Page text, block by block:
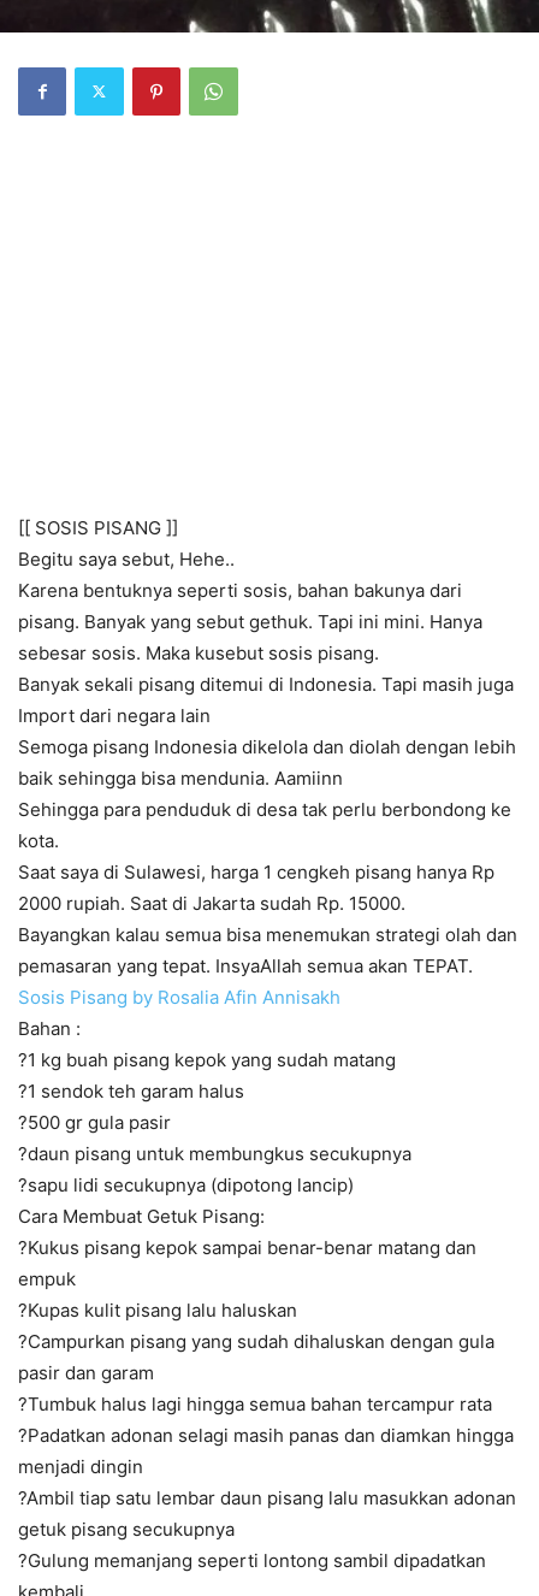
[[ SOSIS PISANG ]]
Begitu saya sebut, Hehe..
Karena bentuknya seperti sosis, bahan bakunya dari
pisang. Banyak yang sebut gethuk. Tapi ini mini. Hanya
sebesar sosis. Maka kusebut sosis pisang.
Banyak sekali pisang ditemui di Indonesia. Tapi masih juga
Import dari negara lain
Semoga pisang Indonesia dikelola dan diolah dengan lebih
baik sehingga bisa mendunia. Aamiinn
Sehingga para penduduk di desa tak perlu berbondong ke
kota.
Saat saya di Sulawesi, harga 1 cengkeh pisang hanya Rp
2000 rupiah. Saat di Jakarta sudah Rp. 15000.
Bayangkan kalau semua bisa menemukan strategi olah dan
pemasaran yang tepat. InsyaAllah semua akan TEPAT.
Sosis Pisang by Rosalia Afin Annisakh
Bahan :
?1 kg buah pisang kepok yang sudah matang
?1 sendok teh garam halus
?500 gr gula pasir
?daun pisang untuk membungkus secukupnya
?sapu lidi secukupnya (dipotong lancip)
Cara Membuat Getuk Pisang:
?Kukus pisang kepok sampai benar-benar matang dan
empuk
?Kupas kulit pisang lalu haluskan
?Campurkan pisang yang sudah dihaluskan dengan gula
pasir dan garam
?Tumbuk halus lagi hingga semua bahan tercampur rata
?Padatkan adonan selagi masih panas dan diamkan hingga
menjadi dingin
?Ambil tiap satu lembar daun pisang lalu masukkan adonan
getuk pisang secukupnya
?Gulung memanjang seperti lontong sambil dipadatkan
kembali